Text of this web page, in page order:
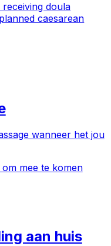
doula
caesarean
wanneer het jou
mee te komen
aan huis